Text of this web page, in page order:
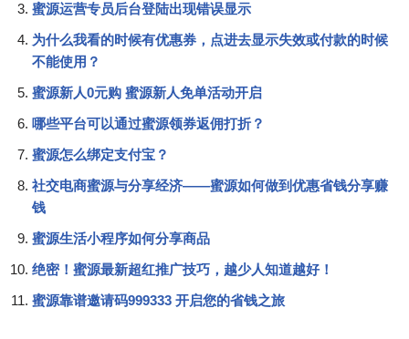
蜜源运营专员后台登陆出现错误显示
为什么我看的时候有优惠券，点进去显示失效或付款的时候
不能使用？
蜜源新人0元购 蜜源新人免单活动开启
哪些平台可以通过蜜源领券返佣打折？
蜜源怎么绑定支付宝？
社交电商蜜源与分享经济——蜜源如何做到优惠省钱分享赚
钱
蜜源生活小程序如何分享商品
绝密！蜜源最新超红推广技巧，越少人知道越好！
蜜源靠谱邀请码999333 开启您的省钱之旅